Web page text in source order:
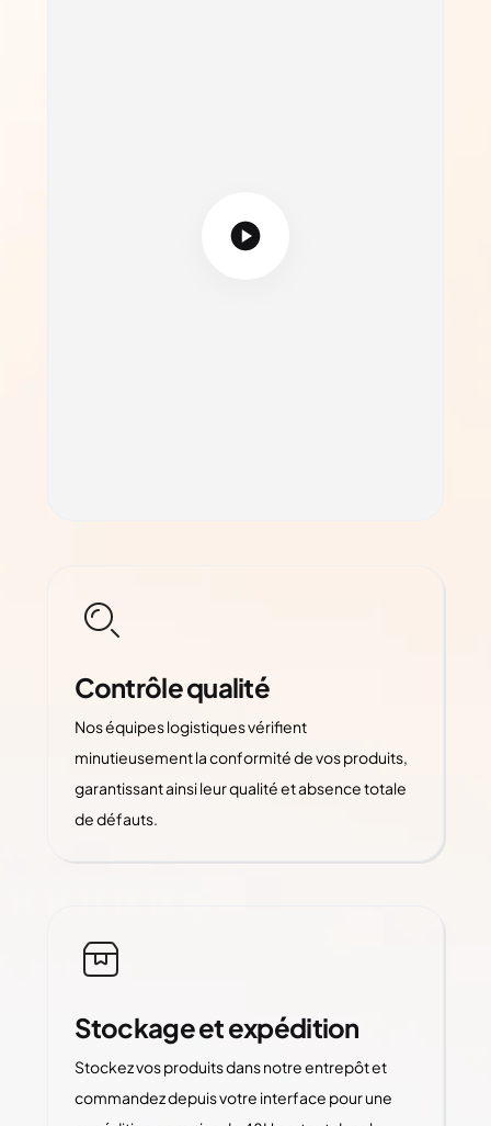
Contrôle qualité
Nos équipes logistiques vérifient
minutieusement la conformité de vos produits,
garantissant ainsi leur qualité et absence totale
de défauts.
Stockage et expédition
Stockez vos produits dans notre entrepôt et
commandez depuis votre interface pour une